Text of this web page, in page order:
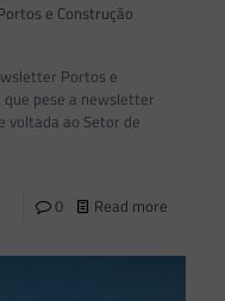
e Construção
Portos e
que pese a newsletter
voltada ao Setor de
0 Read more